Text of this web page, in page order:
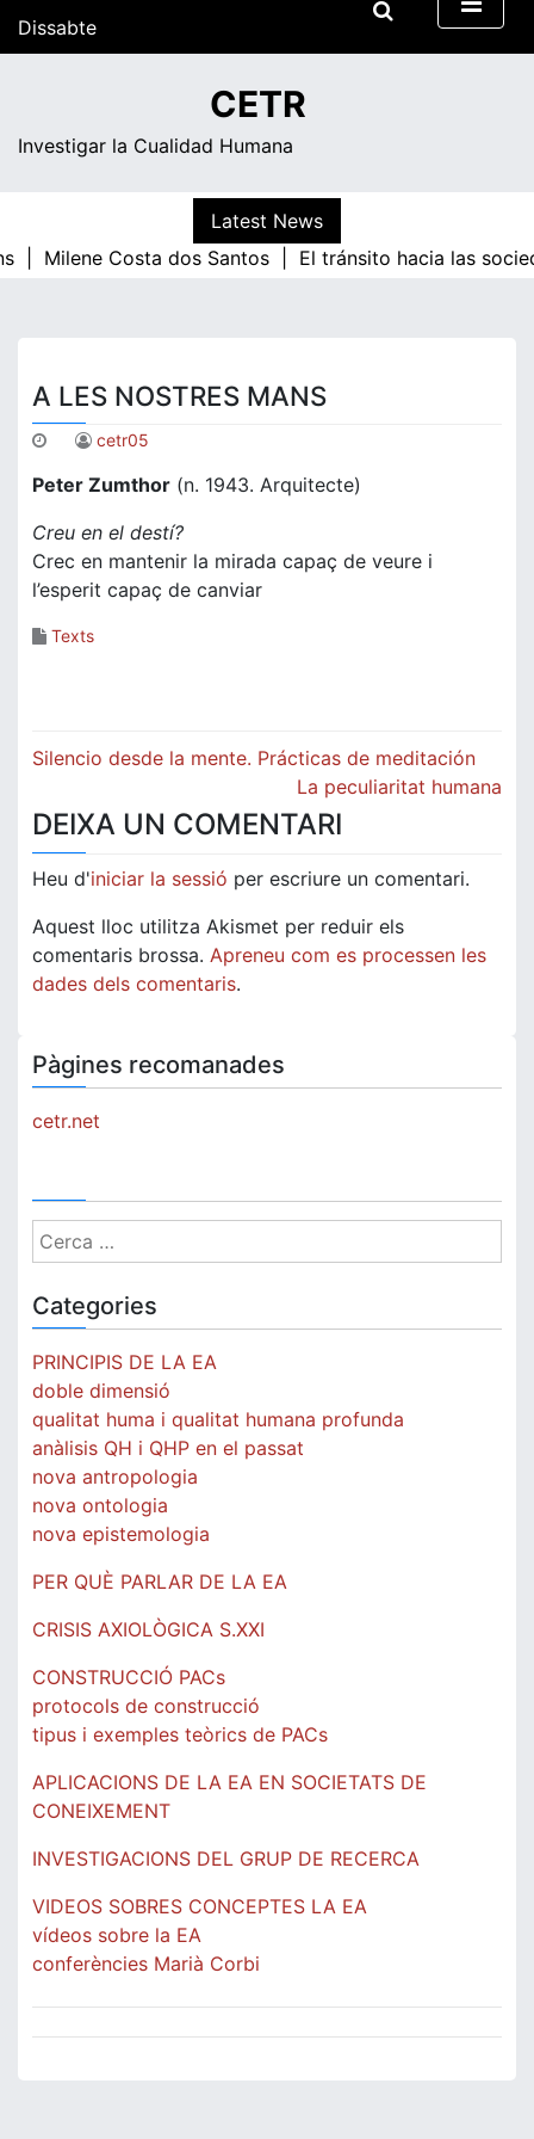
Dissabte
CETR
Investigar la Cualidad Humana
Latest News
|
Milene Costa dos Santos | El tránsito hacia las
A LES NOSTRES MANS
cetr05
Peter Zumthor (n. 1943. Arquitecte)
Creu en el destí?
Crec en mantenir la mirada capaç de veure i
l’esperit capaç de canviar
Texts
Navegació
Silencio desde la mente. Prácticas de meditación
La peculiaritat humana
DEIXA UN COMENTARI
Heu d'iniciar la sessió per escriure un comentari.
Aquest lloc utilitza Akismet per reduir els
comentaris brossa. Apreneu com es processen les
dades dels comentaris.
Pàgines recomanades
cetr.net
Cerca:
Categories
PRINCIPIS DE LA EA
doble dimensió
qualitat huma i qualitat humana profunda
anàlisis QH i QHP en el passat
nova antropologia
nova ontologia
nova epistemologia
PER QUÈ PARLAR DE LA EA
CRISIS AXIOLÒGICA S.XXI
CONSTRUCCIÓ PACs
protocols de construcció
tipus i exemples teòrics de PACs
APLICACIONS DE LA EA EN SOCIETATS DE
CONEIXEMENT
INVESTIGACIONS DEL GRUP DE RECERCA
VIDEOS SOBRES CONCEPTES LA EA
vídeos sobre la EA
conferències Marià Corbi